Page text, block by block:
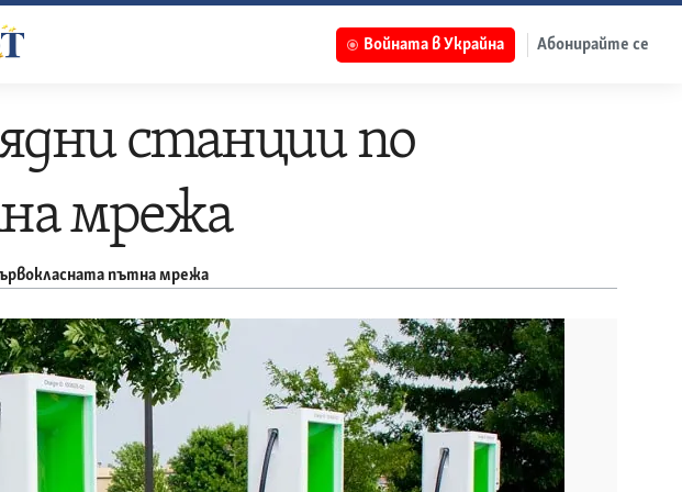
Войната в Украйна Абонирайте се
станции по
мрежа
пътна мрежа